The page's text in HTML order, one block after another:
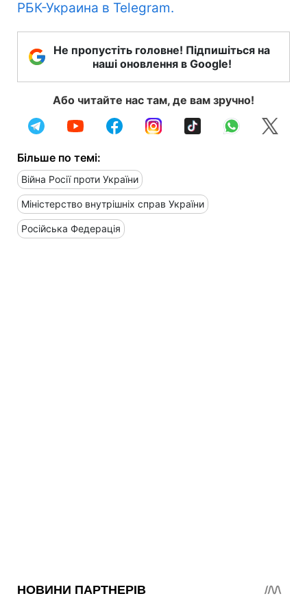
РБК-Украина в Telegram.
Не пропустіть головне! Підпишіться на
наші оновлення в Google!
Або читайте нас там, де вам зручно!
Більше по темі:
Війна Росії проти України
Міністерство внутрішніх справ України
Російська Федерація